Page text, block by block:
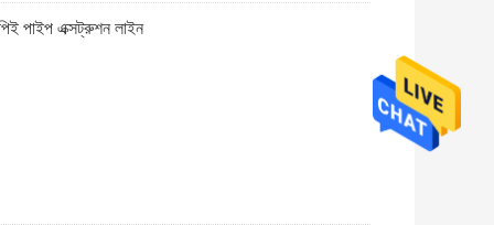
পাইপ এক্সট্রুশন লাইন